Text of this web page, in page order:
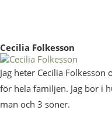
Cecilia Folkesson
Jag heter Cecilia
för hela familjen. Jag bor i
man och 3 söner.